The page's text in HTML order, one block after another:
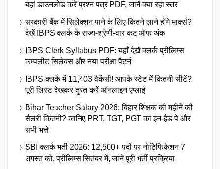
यहां डाउनलोड करें प्रश्न पत्र PDF, जानें क्या रहा स्तर
सरकारी बैंक में सिलेक्शन पाने के लिए कितने लाने होंगे मार्क्स?
देखें IBPS क्लर्क के राज्य-श्रेणी-वार कट ऑफ अंक
IBPS Clerk Syllabus PDF: यहाँ देखें क्लर्क प्रीलिम्स
कम्पलीट सिलेबस और नया परीक्षा पैटर्न
IBPS क्लर्क में 11,403 वैकेंसी! आपके स्टेट में कितनी सीटें?
पूरी लिस्ट देखकर तुरंत करें ऑनलाइन एप्लाई
Bihar Teacher Salary 2026: बिहार शिक्षक की महीने की
सैलरी कितनी? जानिए PRT, TGT, PGT का इन-हैंड पे और
सभी भत्ते
SBI क्लर्क भर्ती 2026: 12,500+ पदों पर नोटिफिकेशन 7
अगस्त को, प्रीलिम्स सितंबर में, जानें पूरी भर्ती प्रक्रिया